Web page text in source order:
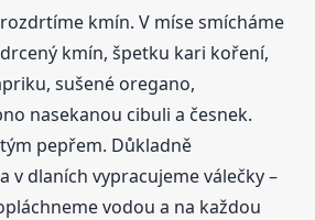
kmín. V míse smícháme
kmín, špetku kari koření,
sušené oregano,
nasekanou cibuli a česnek.
pepřem. Důkladně
v dlaních vypracujeme válečky –
vodou a na každou